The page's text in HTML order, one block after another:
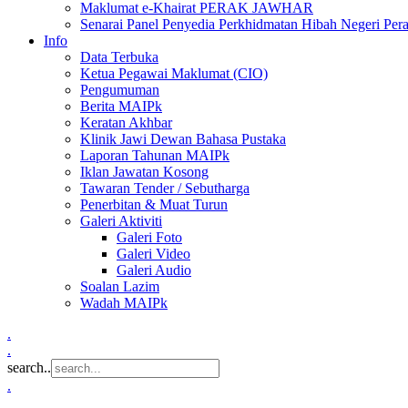
Maklumat e-Khairat PERAK JAWHAR
Senarai Panel Penyedia Perkhidmatan Hibah Negeri
Info
Data Terbuka
Ketua Pegawai Maklumat (CIO)
Pengumuman
Berita MAIPk
Keratan Akhbar
Klinik Jawi Dewan Bahasa Pustaka
Laporan Tahunan MAIPk
Iklan Jawatan Kosong
Tawaran Tender / Sebutharga
Penerbitan & Muat Turun
Galeri Aktiviti
Galeri Foto
Galeri Video
Galeri Audio
Soalan Lazim
Wadah MAIPk
.
.
search..
.